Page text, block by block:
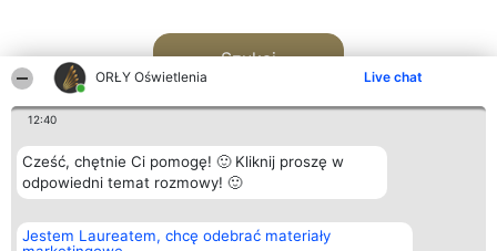
ORŁY Oświetlenia Live chat
12:40
Cześć, chętnie Ci pomogę! 🙂 Kliknij proszę w
odpowiedni temat rozmowy! 🙂
Jestem Laureatem, chcę odebrać materiały
Szukaj
Organizator plebiscytu
Bright Side Solutions sp. z o.
Plebiscyt
Laureaci
Kontakt
Kontakt